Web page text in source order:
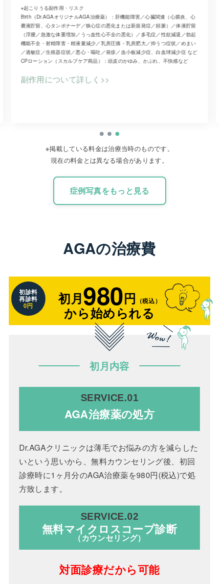
※起こりうる副作用・リスク
Birth（Dr.AGAオリジナルAGA治療薬）：肝機能障害／心臓関連（心膜炎、心
嚢液貯留、心タンポナーデ／狭心症の悪化または新規発症／頻脈）／体液貯留
（浮腫／急激な体重増加／うっ血性心不全の悪化）／多毛症／性欲減退／勃起
機能不全・射精障害・精液量減少／乳房圧痛・乳房肥大／抑うつ症状／めまい
／過敏症／生殖器症状／悪心・嘔吐／発疹／血小板減少症、白血球減少症 など
CPローション（スカルプケア商品）：頭皮のかゆみ、かぶれ、不快感など
副作用について詳しく>>
※掲載している料金は治療当時のものです。
現在の料金とは異なる場合があります。
症例写真をもっと見る
AGAの治療費
初診料
再診料
0円 初月980円 （税込）
から始められる
初月内容
SERVICE.01
AGA治療薬の処方
Dr.AGAクリニックは薄毛でお悩みの方を減らした
いという思いから、無料カウンセリング後、初回
診療時に1ヶ月分のAGA治療薬を980円(税込)で処
方致します。
SERVICE.02
無料マイクロスコープ診断
（カウンセリング）
対面診療だから可能